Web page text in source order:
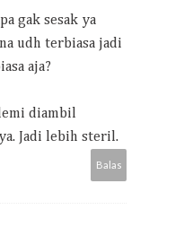
gak sesak ya
udh terbiasa jadi
aja?
diambil
Jadi lebih steril.
Balas